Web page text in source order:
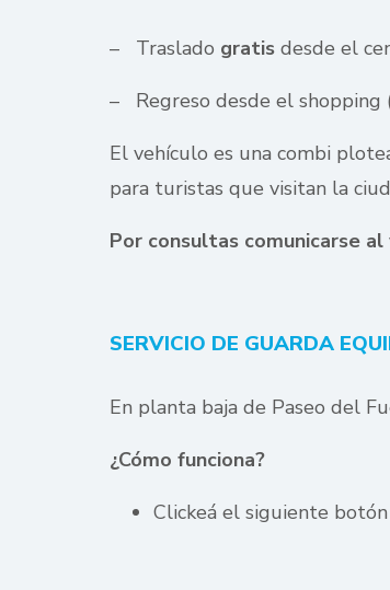
– Traslado gratis desde el
– Regreso desde el shopping
El vehículo es una combi
para turistas que visitan la
Por consultas comunicarse al
SERVICIO DE GUARDA
En planta baja de Paseo del
¿Cómo funciona?
Clickeá el siguiente